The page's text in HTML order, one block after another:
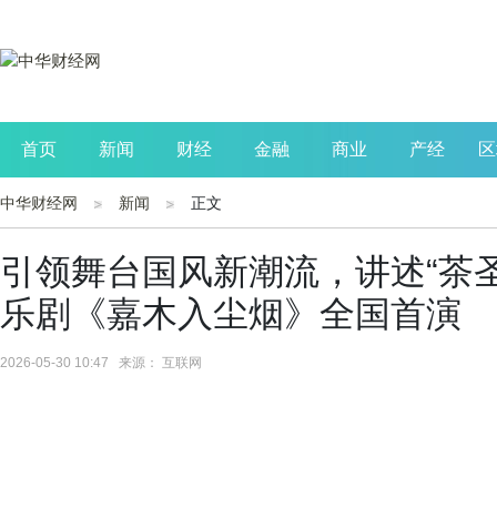
首页 新闻 财经 金融 商业 产经
公司 生活 读书
中华财经网 新闻 正文
引领舞台国风新潮流，讲述“
乐剧《嘉木入尘烟》全国首演
2026-05-30 10:47 来源： 互联网